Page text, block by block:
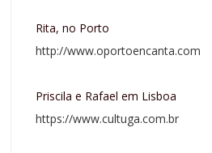
Rita, no Porto
http://www.oportoencanta.com
Priscila e Rafael em Lisboa
https://www.cultuga.com.br